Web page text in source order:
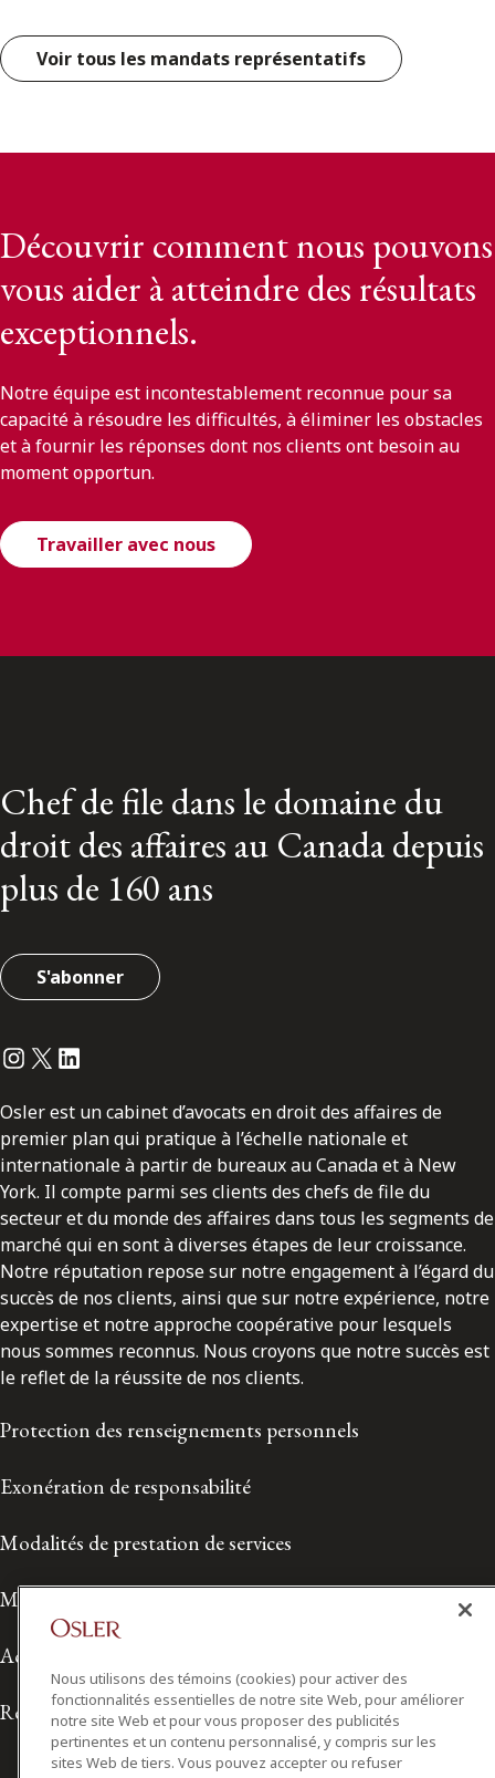
Voir tous les mandats représentatifs
Découvrir comment nous pouvons
vous aider à atteindre des résultats
exceptionnels.
Notre équipe est incontestablement reconnue pour sa
capacité à résoudre les difficultés, à éliminer les obstacles
et à fournir les réponses dont nos clients ont besoin au
moment opportun.
Travailler avec nous
Chef de file dans le domaine du
droit des affaires au Canada depuis
plus de 160 ans
S'abonner
Instagram
Twitter
LinkedIn
Osler est un cabinet d’avocats en droit des affaires de
premier plan qui pratique à l’échelle nationale et
internationale à partir de bureaux au Canada et à New
York. Il compte parmi ses clients des chefs de file du
secteur et du monde des affaires dans tous les segments de
marché qui en sont à diverses étapes de leur croissance.
Notre réputation repose sur notre engagement à l’égard du
succès de nos clients, ainsi que sur notre expérience, notre
expertise et notre approche coopérative pour lesquels
nous sommes reconnus. Nous croyons que notre succès est
le reflet de la réussite de nos clients.
Protection des renseignements personnels
Exonération de responsabilité
Modalités de prestation de services
Modalités d'utilisation
Accessibilité
Relations avec les médias
Nous utilisons des témoins (cookies) pour activer des
fonctionnalités essentielles de notre site Web, pour améliorer
notre site Web et pour vous proposer des publicités
pertinentes et un contenu personnalisé, y compris sur les
sites Web de tiers. Vous pouvez accepter ou refuser